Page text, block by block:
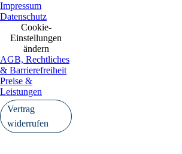
Impressum
Datenschutz
Cookie-
Einstellungen
ändern
AGB, Rechtliches
& Barrierefreiheit
Preise &
Leistungen
Vertrag
widerrufen